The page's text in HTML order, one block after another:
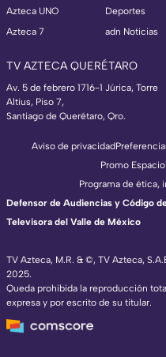
Azteca UNO
Azteca 7
Deportes
adn Noticias
TV AZTECA QUERÉTARO
Av. 5 de febrero 1716-1 Júrica, Torre
Altius, Piso 7,
Santiago de Querétaro, Qro.
TV Azteca, M.R. & ©, TV Azteca,
2025.
Queda prohibida la reproducción
expresa y por escrito de su titular.
Aviso de privacidad
Promo Espacio
Programa de ética,
Defensor de Audiencias y Código
Televisora del Valle de México